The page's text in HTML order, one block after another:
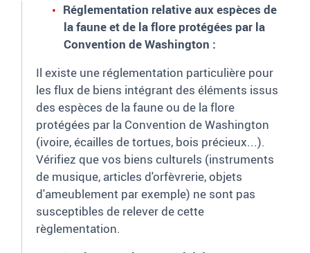
Réglementation relative aux espèces de
la faune et de la flore protégées par la
Convention de Washington :
Il existe une réglementation particulière pour
les flux de biens intégrant des éléments issus
des espèces de la faune ou de la flore
protégées par la Convention de Washington
(ivoire, écailles de tortues, bois précieux...).
Vérifiez que vos biens culturels (instruments
de musique, articles d'orfèvrerie, objets
d'ameublement par exemple) ne sont pas
susceptibles de relever de cette
règlementation.